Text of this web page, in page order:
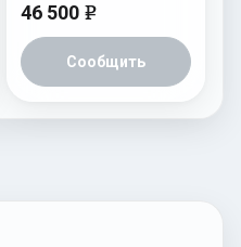
46 500 e
Сообщить